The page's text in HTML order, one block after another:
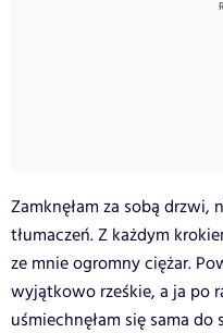
Zamknęłam za sobą drzwi,
tłumaczeń. Z każdym
ze mnie ogromny ciężar.
wyjątkowo rześkie, a ja po
uśmiechnęłam się sama